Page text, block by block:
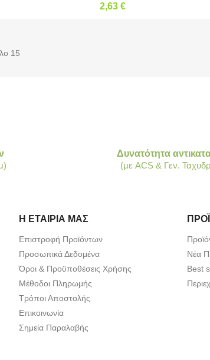
2,63 €
15
Δυνατότητα
(με ACS & Γεν.
Η ΕΤΑΙΡΊΑ ΜΑΣ
Επιστροφή Προϊόντων
Προσωπικά Δεδομένα
Όροι & Προϋποθέσεις Χρήσης
Μέθοδοι Πληρωμής
Τρόποι Αποστολής
Επικοινωνία
Σημεία Παραλαβής
Νέα
Best